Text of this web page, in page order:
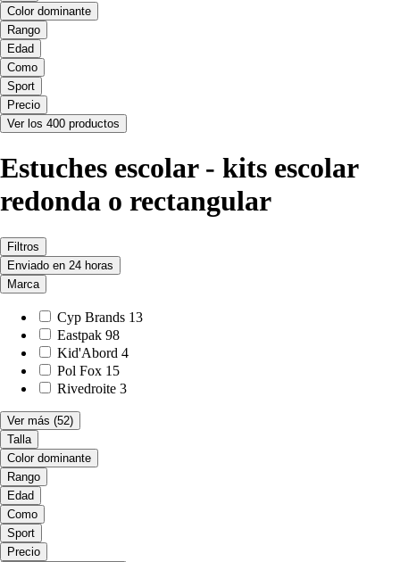
Color dominante
Rango
Edad
Como
Sport
Precio
Ver los 400 productos
Estuches escolar - kits escolar
redonda o rectangular
Filtros
Enviado en 24 horas
Marca
Cyp Brands 13
Eastpak 98
Kid'Abord 4
Pol Fox 15
Rivedroite 3
Ver más (52)
Talla
Color dominante
Rango
Edad
Como
Sport
Precio